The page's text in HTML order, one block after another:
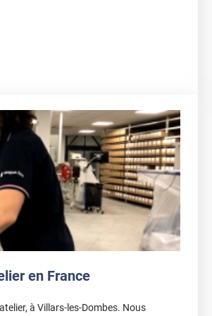
en France
à Villars-les-Dombes. Nous